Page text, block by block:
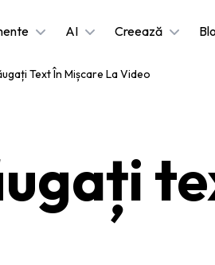
AI Creează
Text În Mișcare La Video